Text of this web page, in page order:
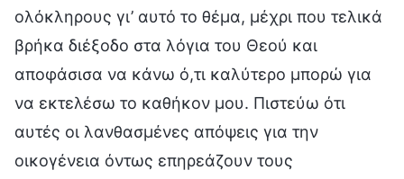
ολόκληρους γι’ αυτό το θέμα, μέχρι που τελικά
βρήκα διέξοδο στα λόγια του Θεού και
αποφάσισα να κάνω ό,τι καλύτερο μπορώ για
να εκτελέσω το καθήκον μου. Πιστεύω ότι
αυτές οι λανθασμένες απόψεις για την
οικογένεια όντως επηρεάζουν τους